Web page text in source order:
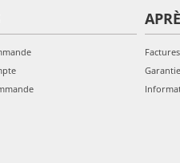
Factures